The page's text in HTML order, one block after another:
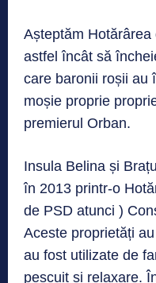
Așteptăm
astfel încât să
care baronii roșii au
moșie proprie
premierul Orban.
Insula Belina și
în 2013 printr-o
de PSD atunci )
Aceste proprietăți
au fost utilizate de
pescuit și relaxare.